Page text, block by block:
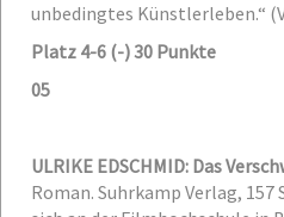
unbedingtes Künstlerleben.“
Platz 4-6 (-) 30 Punkte
05
ULRIKE EDSCHMID: Das
Roman. Suhrkamp Verlag, 157